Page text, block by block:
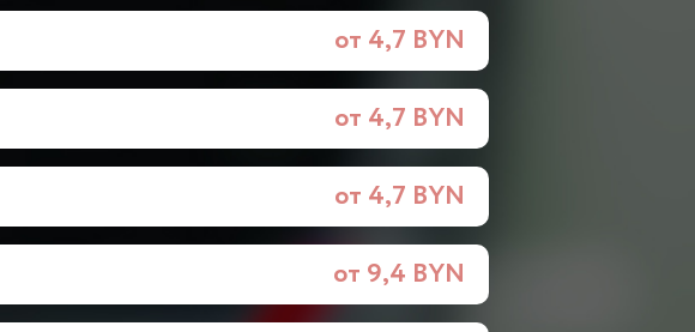
от 4,7 BYN
от 4,7 BYN
от 4,7 BYN
от 9,4 BYN